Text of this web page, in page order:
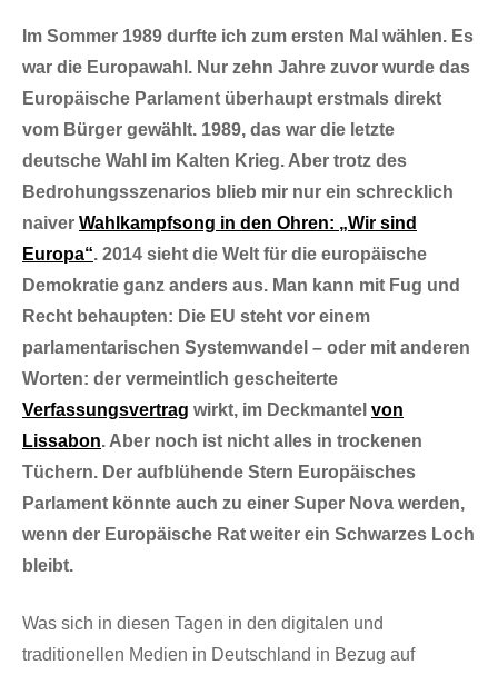
Im Sommer 1989 durfte ich zum ersten Mal wählen. Es
war die Europawahl. Nur zehn Jahre zuvor wurde das
Europäische Parlament überhaupt erstmals direkt
vom Bürger gewählt. 1989, das war die letzte
deutsche Wahl im Kalten Krieg. Aber trotz des
Bedrohungsszenarios blieb mir nur ein schrecklich
naiver Wahlkampfsong in den Ohren: „Wir sind
Europa“. 2014 sieht die Welt für die europäische
Demokratie ganz anders aus. Man kann mit Fug und
Recht behaupten: Die EU steht vor einem
parlamentarischen Systemwandel – oder mit anderen
Worten: der vermeintlich gescheiterte
Verfassungsvertrag wirkt, im Deckmantel von
Lissabon. Aber noch ist nicht alles in trockenen
Tüchern. Der aufblühende Stern Europäisches
Parlament könnte auch zu einer Super Nova werden,
wenn der Europäische Rat weiter ein Schwarzes Loch
bleibt.
Was sich in diesen Tagen in den digitalen und
traditionellen Medien in Deutschland in Bezug auf